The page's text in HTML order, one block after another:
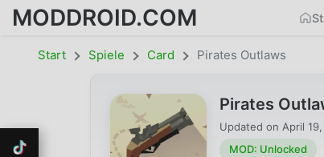
MODDROID.COM
Start Spiele Card Pirates Outlaws
Pirates
Updated on April
MOD: Unlocked